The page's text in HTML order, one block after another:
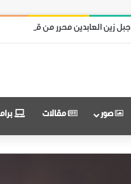
جبل زين العابدين محرر من قوات النظام
صور مقالات